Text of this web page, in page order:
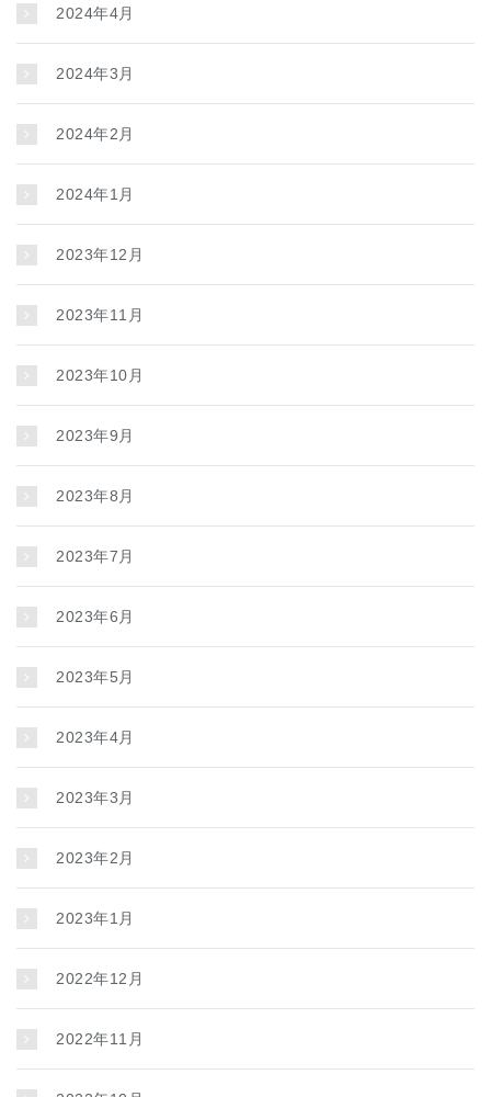
2024年4月
2024年3月
2024年2月
2024年1月
2023年12月
2023年11月
2023年10月
2023年9月
2023年8月
2023年7月
2023年6月
2023年5月
2023年4月
2023年3月
2023年2月
2023年1月
2022年12月
2022年11月